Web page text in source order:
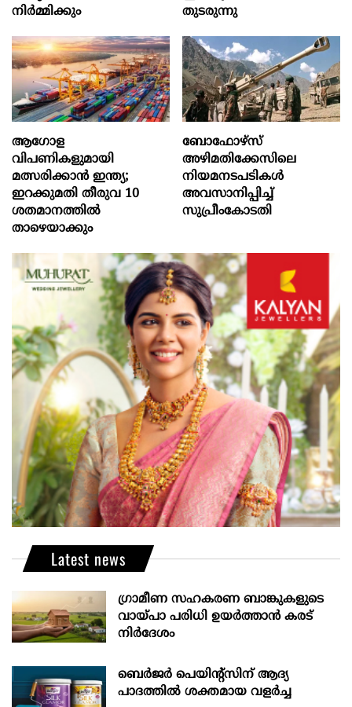
നിര്‍മ്മിക്കും
തുടരുന്നു
ആഗോള
വിപണികളുമായി
മത്സരിക്കാൻ ഇന്ത്യ;
ഇറക്കുമതി തീരുവ 10
ശതമാനത്തിൽ
താഴെയാക്കും
ബോഫോഴ്‌സ്
അഴിമതിക്കേസിലെ
നിയമനടപടികൾ
അവസാനിപ്പിച്ച്
സുപ്രീംകോടതി
Latest news
ഗ്രാമീണ സഹകരണ ബാങ്കുകളുടെ
വായ്പാ പരിധി ഉയർത്താൻ കരട്
നിർദേശം
ബെർജർ പെയിന്റ്സിന് ആദ്യ
പാദത്തിൽ ശക്തമായ വളർച്ച